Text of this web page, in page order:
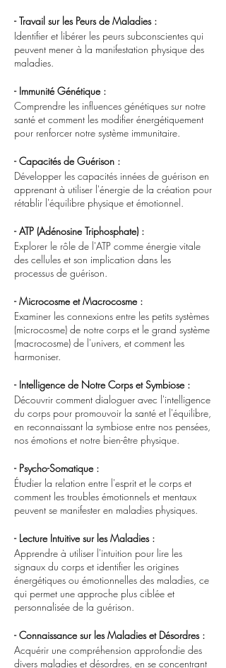
- Travail sur les Peurs de Maladies :
Identifier et libérer les peurs subconscientes qui
peuvent mener à la manifestation physique des
maladies.
- Immunité Génétique :
Comprendre les influences génétiques sur notre
santé et comment les modifier énergétiquement
pour renforcer notre système immunitaire.
- Capacités de Guérison :
Développer les capacités innées de guérison en
apprenant à utiliser l'énergie de la création pour
rétablir l'équilibre physique et émotionnel.
- ATP (Adénosine Triphosphate) :
Explorer le rôle de l'ATP comme énergie vitale
des cellules et son implication dans les
processus de guérison.
- Microcosme et Macrocosme :
Examiner les connexions entre les petits systèmes
(microcosme) de notre corps et le grand système
(macrocosme) de l'univers, et comment les
harmoniser.
- Intelligence de Notre Corps et Symbiose :
Découvrir comment dialoguer avec l'intelligence
du corps pour promouvoir la santé et l'équilibre,
en reconnaissant la symbiose entre nos pensées,
nos émotions et notre bien-être physique.
- Psycho-Somatique :
Étudier la relation entre l'esprit et le corps et
comment les troubles émotionnels et mentaux
peuvent se manifester en maladies physiques.
- Lecture Intuitive sur les Maladies :
Apprendre à utiliser l'intuition pour lire les
signaux du corps et identifier les origines
énergétiques ou émotionnelles des maladies, ce
qui permet une approche plus ciblée et
personnalisée de la guérison.
- Connaissance sur les Maladies et Désordres :
Acquérir une compréhension approfondie des
divers maladies et désordres, en se concentrant